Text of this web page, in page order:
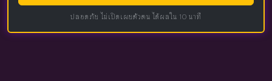
ปลอดภัย ไม่เปิดเผยตัวตน ได้ผลใน 10 นาที